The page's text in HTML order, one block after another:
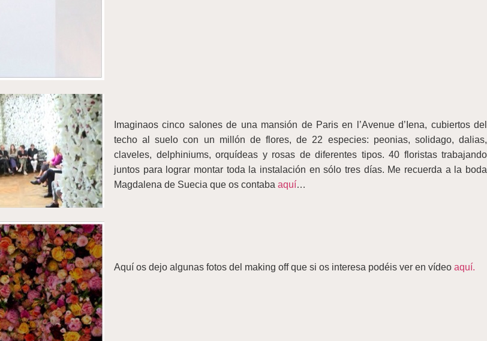
Imaginaos cinco salones de una mansión de Paris en l’Avenue d’Iena, cubiertos del
techo al suelo con un millón de flores, de 22 especies: peonias, solidago, dalias,
claveles, delphiniums, orquídeas y rosas de diferentes tipos. 40 floristas trabajando
juntos para lograr montar toda la instalación en sólo tres días. Me recuerda a la boda
Magdalena de Suecia que os contaba aquí…
Aquí os dejo algunas fotos del making off que si os interesa podéis ver en vídeo aquí.